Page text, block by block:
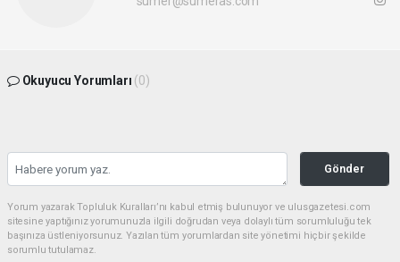
Okuyucu Yorumları (0)
Gönder
Yorum yazarak Topluluk Kuralları’nı kabul etmiş bulunuyor ve ulusgazetesi.com
sitesine yaptığınız yorumunuzla ilgili doğrudan veya dolaylı tüm sorumluluğu tek
başınıza üstleniyorsunuz. Yazılan tüm yorumlardan site yönetimi hiçbir şekilde
sorumlu tutulamaz.